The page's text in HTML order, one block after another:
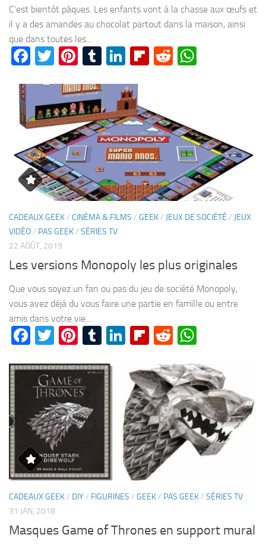
C’est bientôt pâques. Les enfants vont à la chasse aux œufs et
il y a des amandes au chocolat partout dans la maison, ainsi
que dans toutes les...
Facebook
Twitter
Pinterest
Tumblr
LinkedIn
Flipboard
Reddit
CADEAUX GEEK/ CINÉMA & FILMS / GEEK/ JEUX DE SOCIÉTÉ / JEUX
VIDÉO/ PAS GEEK/ SÉRIES TV
22 AOÛT, 2019
Les versions Monopoly les plus originales
Que vous soyez un fan ou pas du jeu de société Monopoly,
vous avez déjà du vous faire une partie en famille ou entre
amis dans votre vie....
Facebook
Twitter
Pinterest
Tumblr
LinkedIn
Flipboard
Reddit
CADEAUX GEEK/ DIY/ FIGURINES / GEEK/ PAS GEEK/ SÉRIES TV
31 JAN, 2018
Masques Game of Thrones en support mural